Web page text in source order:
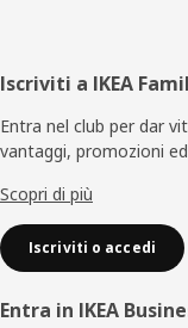
Piè
di
pagina
Iscriviti a IKEA
Entra nel club per dar
vantaggi, promozioni
Scopri di più
Iscriviti o accedi
Entra in IKEA